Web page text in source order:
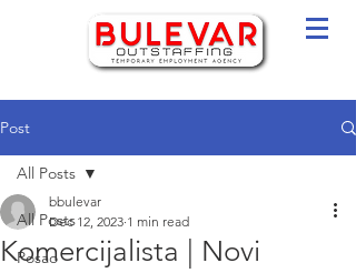
Post
All Posts
Posao
All Posts
Komercijalista | Novi
bbulevar
Dec 12, 2023 1 min read